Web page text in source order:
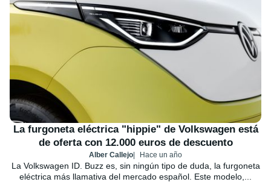
La furgoneta eléctrica "hippie" de Volkswagen está
de oferta con 12.000 euros de descuento
Alber Callejo Hace un año
La Volkswagen ID. Buzz es, sin ningún tipo de duda, la furgoneta
eléctrica más llamativa del mercado español. Este modelo,...